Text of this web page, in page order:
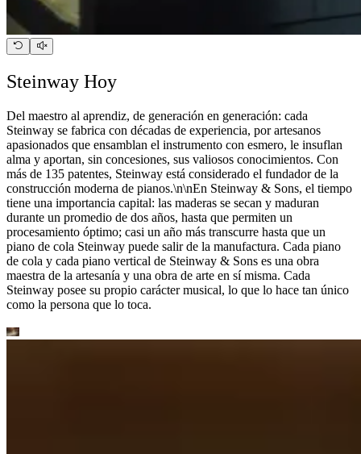
Steinway Hoy
Del maestro al aprendiz, de generación en generación: cada
Steinway se fabrica con décadas de experiencia, por artesanos
apasionados que ensamblan el instrumento con esmero, le insuflan
alma y aportan, sin concesiones, sus valiosos conocimientos. Con
más de 135 patentes, Steinway está considerado el fundador de la
construcción moderna de pianos.\n\nEn Steinway ⁠&⁠ Sons, el tiempo
tiene una importancia capital: las maderas se secan y maduran
durante un promedio de dos años, hasta que permiten un
procesamiento óptimo; casi un año más transcurre hasta que un
piano de cola Steinway puede salir de la manufactura. Cada piano
de cola y cada piano vertical de Steinway ⁠&⁠ Sons es una obra
maestra de la artesanía y una obra de arte en sí misma. Cada
Steinway posee su propio carácter musical, lo que lo hace tan único
como la persona que lo toca.